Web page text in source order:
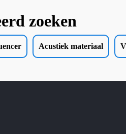
zoeken
Acustiek materiaal